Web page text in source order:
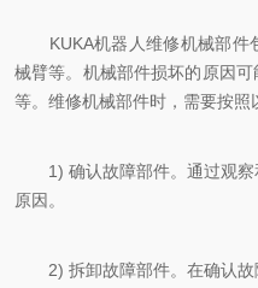
KUKA机器人维修机械部件
械臂等。机械部件损坏的原因
等。维修机械部件时，需要按照
1) 确认故障部件。通过观察
原因。
2) 拆卸故障部件。在确认故